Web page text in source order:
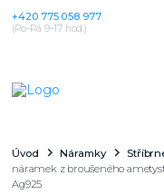
+420 775 058 977
(Po–Pá 9–17 hod.)
Úvod Náramky
náramek z broušeného
Ag925